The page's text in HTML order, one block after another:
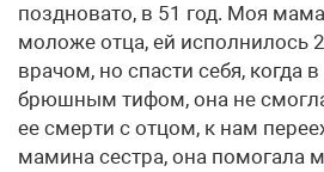
поздновато, в 51 год. Моя
моложе отца, ей исполнилось
врачом, но спасти себя, когда
брюшным тифом, она не
ее смерти с отцом, к нам
мамина сестра, она помогала